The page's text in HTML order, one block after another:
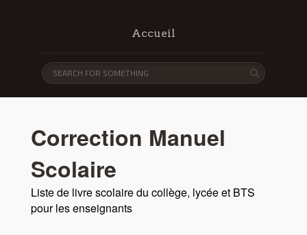
Accueil
Correction Manuel
Scolaire
Liste de livre scolaire du collège, lycée et BTS
pour les enseignants